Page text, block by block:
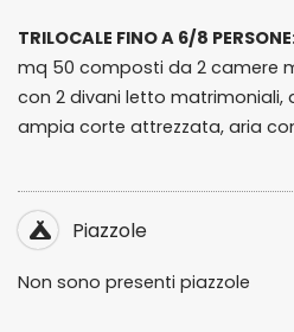
TRILOCALE FINO A 6/8
mq 50 composti da 2 camere
con 2 divani letto
ampia corte attrezzata, aria
Piazzole
Non sono presenti piazzole